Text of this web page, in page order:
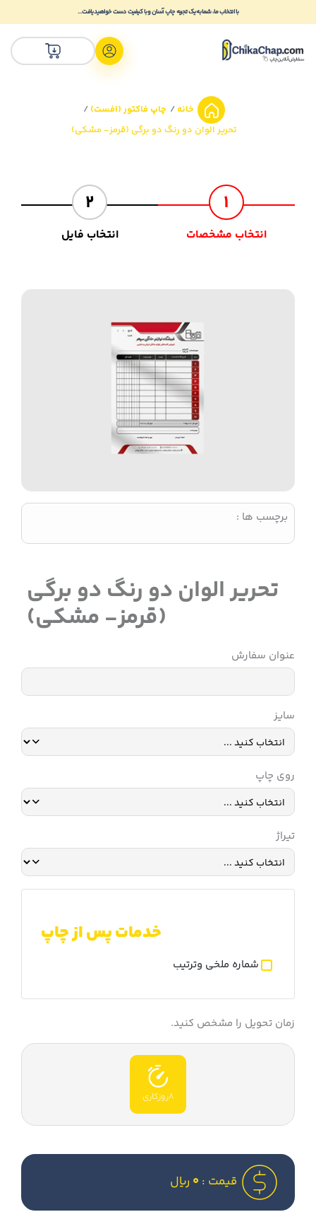
با انتخاب ما، شما به یک تجربه چاپ آسان و با کیفیت دست خواهید یافت...
خانه
چاپ فاکتور (افست)
تحریر الوان دو رنگ دو برگی (قرمز- مشکی)
1
انتخاب مشخصات
2
انتخاب فایل
برچسب ها :
تحریر الوان دو رنگ دو برگی
(قرمز- مشکی)
عنوان سفارش
سایز
روی چاپ
تیراژ
خدمات پس از چاپ
شماره ملخی وترتیب
زمان تحویل را مشخص کنید.
8روزکاری
قیمت : 0 ریال